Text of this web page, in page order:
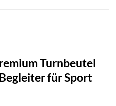
Turnbeutel
für Sport